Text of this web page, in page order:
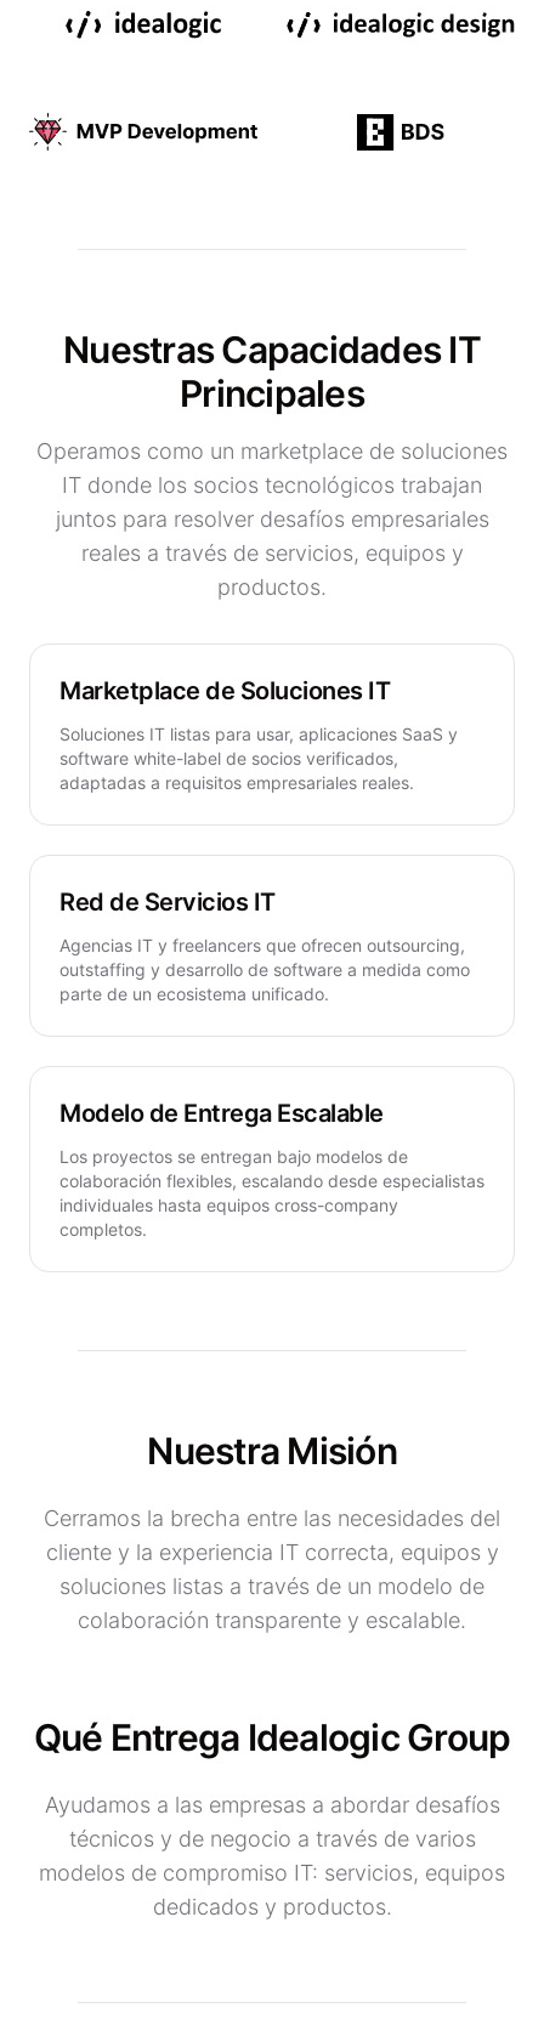
Nuestras Capacidades IT
Principales
Operamos como un marketplace de soluciones
IT donde los socios tecnológicos trabajan
juntos para resolver desafíos empresariales
reales a través de servicios, equipos y
productos.
Marketplace de Soluciones IT
Soluciones IT listas para usar, aplicaciones SaaS y
software white-label de socios verificados,
adaptadas a requisitos empresariales reales.
Red de Servicios IT
Agencias IT y freelancers que ofrecen outsourcing,
outstaffing y desarrollo de software a medida como
parte de un ecosistema unificado.
Modelo de Entrega Escalable
Los proyectos se entregan bajo modelos de
colaboración flexibles, escalando desde especialistas
individuales hasta equipos cross-company
completos.
Nuestra Misión
Cerramos la brecha entre las necesidades del
cliente y la experiencia IT correcta, equipos y
soluciones listas a través de un modelo de
colaboración transparente y escalable.
Qué Entrega Idealogic Group
Ayudamos a las empresas a abordar desafíos
técnicos y de negocio a través de varios
modelos de compromiso IT: servicios, equipos
dedicados y productos.